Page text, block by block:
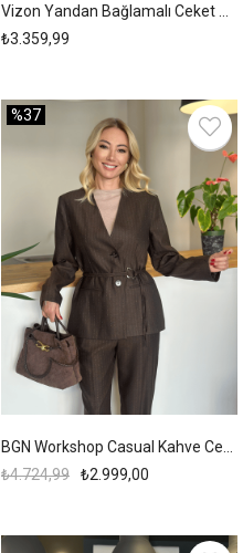
₺3.359,99
₺2.999,00
₺4.724,99
%37